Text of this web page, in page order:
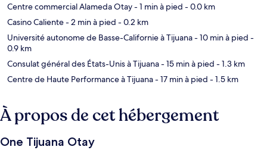
Centre commercial Alameda Otay- 1 min à pied - 0.0 km
Casino Caliente- 2 min à pied - 0.2 km
Université autonome de Basse-Californie à Tijuana- 10 min à pied -
0.9 km
Consulat général des États-Unis à Tijuana- 15 min à pied - 1.3 km
Centre de Haute Performance à Tijuana- 17 min à pied - 1.5 km
À propos de cet hébergement
One Tijuana Otay